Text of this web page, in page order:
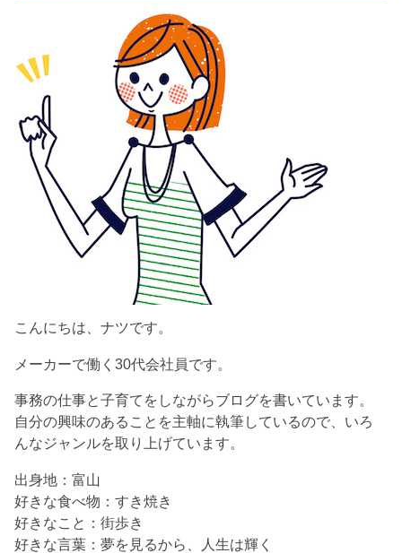
こんにちは、ナツです。
メーカーで働く30代会社員です。
事務の仕事と子育てをしながらブログを書いています。
自分の興味のあることを主軸に執筆しているので、いろ
んなジャンルを取り上げています。
出身地：富山
好きな食べ物：すき焼き
好きなこと：街歩き
好きな言葉：夢を見るから、人生は輝く